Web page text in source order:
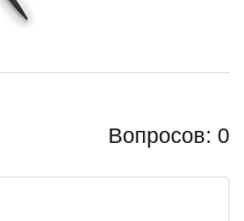
Вопросов: 0